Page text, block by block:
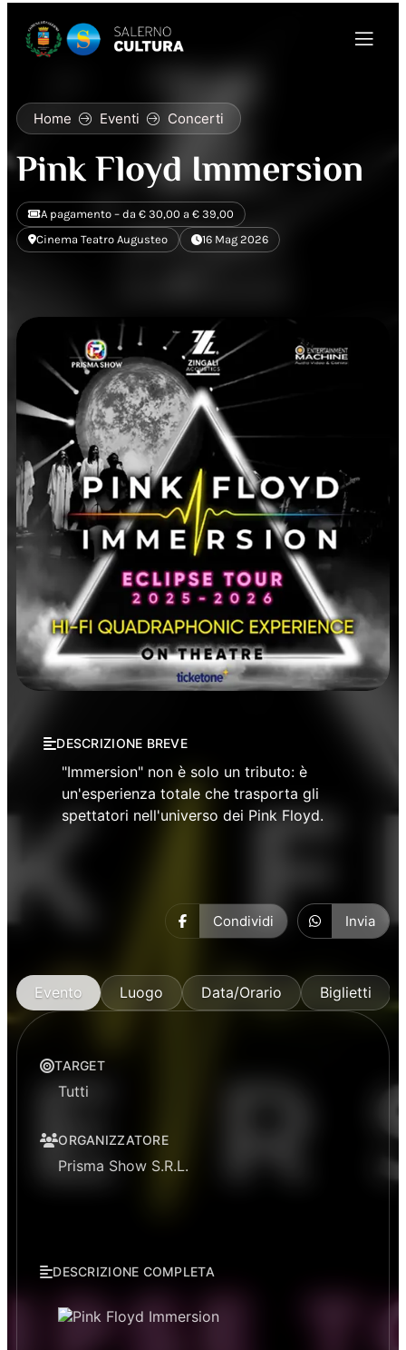
Home Eventi Concerti
Pink Floyd Immersion
A pagamento – da € 30,00 a € 39,00
Cinema Teatro Augusteo
16 Mag 2026
DESCRIZIONE BREVE
"Immersion" non è solo un tributo: è
un'esperienza totale che trasporta gli
spettatori nell'universo dei Pink Floyd.
Condividi Invia
Evento Luogo Data/Orario Biglietti
TARGET
Tutti
ORGANIZZATORE
Prisma Show S.R.L.
DESCRIZIONE COMPLETA